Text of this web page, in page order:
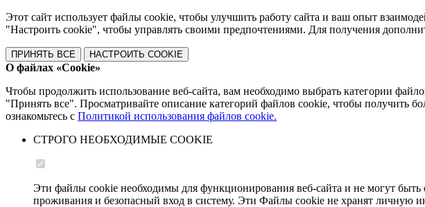
Этот сайт использует файлы cookie, чтобы улучшить работу сайта и ваш опыт
"Настроить cookie", чтобы управлять своими предпочтениями. Для получения
ПРИНЯТЬ ВСЕ НАСТРОИТЬ COOKIE
О файлах «Cookie»
Чтобы продолжить использование веб-сайта, вам необходимо выбрать категории
"Принять все". Просматривайте описание категорий файлов cookie, чтобы
ознакомьтесь с Политикой использования файлов cookie.
СТРОГО НЕОБХОДИМЫЕ COOKIE
Эти файлы cookie необходимы для функционирования веб-сайта и не могут
проживания и безопасный вход в систему. Эти Файлы cookie не хранят личную